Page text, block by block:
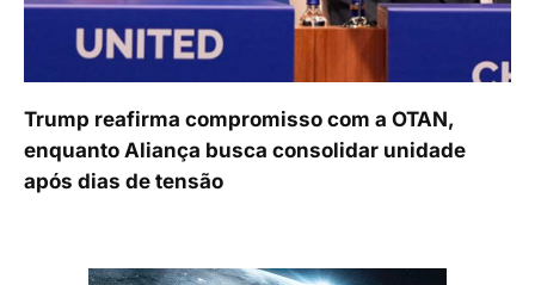
Trump reafirma compromisso com a OTAN,
enquanto Aliança busca consolidar unidade
após dias de tensão